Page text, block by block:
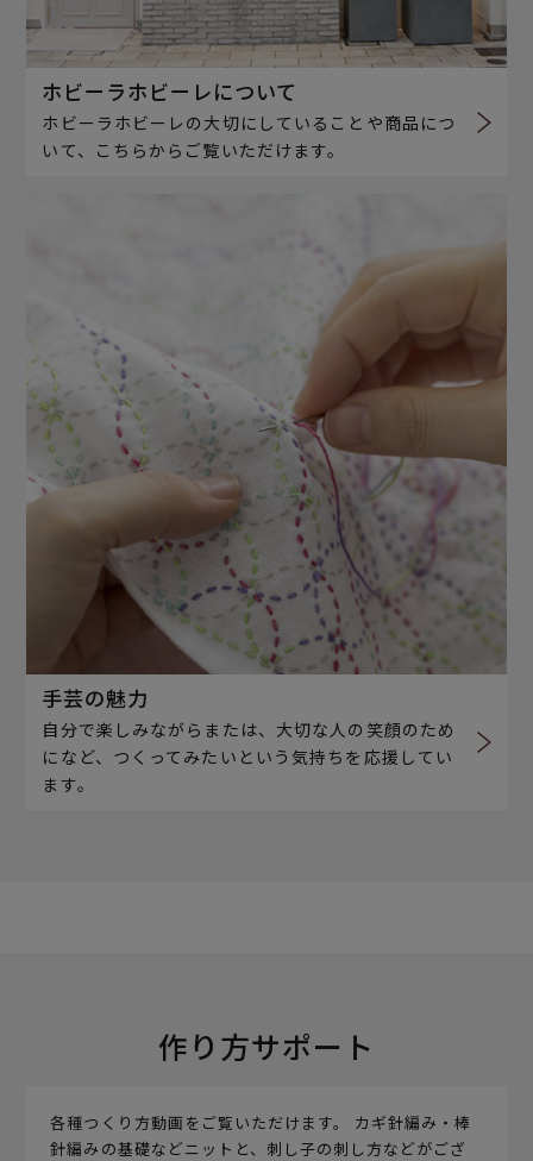
ホビーラホビーレについて
ホビーラホビーレの大切にしていることや商品につ
いて、こちらからご覧いただけます。
手芸の魅力
自分で楽しみながらまたは、大切な人の笑顔のため
になど、つくってみたいという気持ちを応援してい
ます。
作り方サポート
各種つくり方動画をご覧いただけます。 カギ針編み・棒
針編みの基礎などニットと、刺し子の刺し方などがござ